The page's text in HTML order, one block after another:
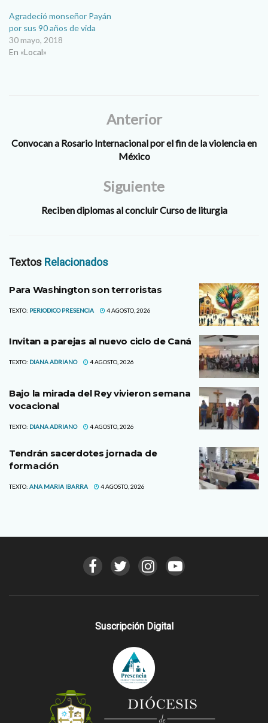
Agradeció monseñor Payán
por sus 90 años de vida
30 mayo, 2018
En «Local»
Anterior
Convocan a Rosario Internacional por el fin de la violencia en
México
Siguiente
Reciben diplomas al concluir Curso de liturgia
Textos Relacionados
Para Washington son terroristas
TEXTO: PERIODICO PRESENCIA 4 AGOSTO, 2026
Invitan a parejas al nuevo ciclo de Caná
TEXTO: DIANA ADRIANO 4 AGOSTO, 2026
Bajo la mirada del Rey vivieron semana
vocacional
TEXTO: DIANA ADRIANO 4 AGOSTO, 2026
Tendrán sacerdotes jornada de
formación
TEXTO: ANA MARIA IBARRA 4 AGOSTO, 2026
Suscripción Digital